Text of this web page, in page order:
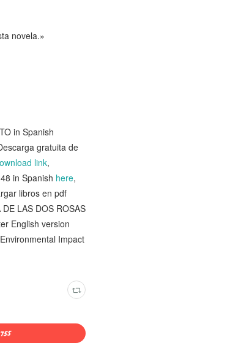
novela.»
in Spanish
gratuita de
link,
in Spanish here,
libros en pdf
LAS DOS ROSAS
English version
Impact